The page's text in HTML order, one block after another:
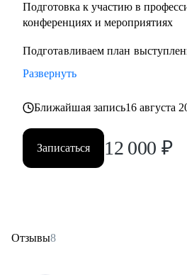
Подготовка к участию в
конференциях и мероприятиях
Подготавливаем план
Развернуть
Ближайшая запись16 августа
Записаться 12 000 ₽
Отзывы8